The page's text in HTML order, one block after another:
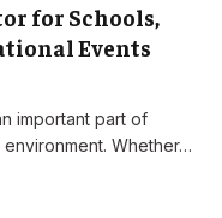
for Schools,
Events
important part of
Whether…